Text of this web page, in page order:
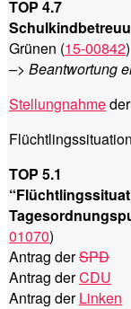
TOP 4.7
Grünen (15-00842)
–> Beantwortung
Stellungnahme
TOP 5.1
01070)
Antrag derSPD
Antrag derCDU
Antrag derLinken